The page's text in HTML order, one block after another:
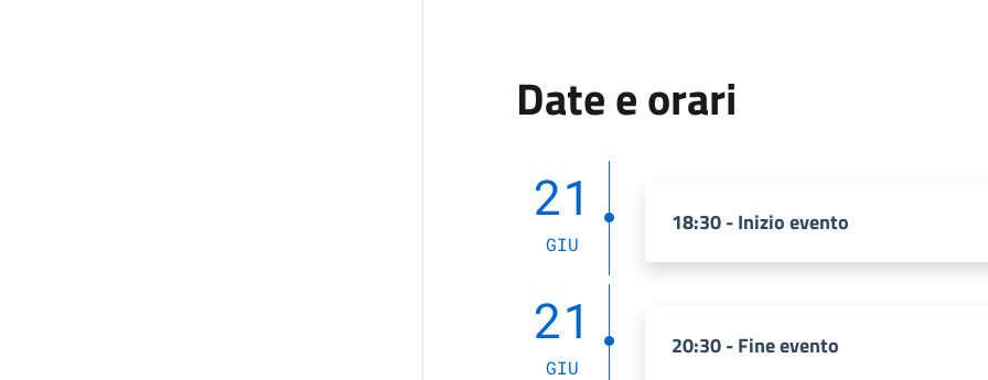
Date e orari
21
GIU
18:30 - Inizio evento
21
GIU
20:30 - Fine evento